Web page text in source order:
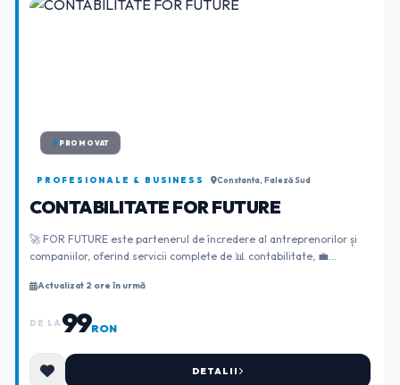
PROMOVAT
PROFESIONALE & BUSINESS Constanta, Faleză Sud
CONTABILITATE FOR FUTURE
🚀 FOR FUTURE este partenerul de încredere al antreprenorilor și
companiilor, oferind servicii complete de 📊 contabilitate, 💼
Actualizat 2 ore în urmă
DE LA 99RON
DETALII